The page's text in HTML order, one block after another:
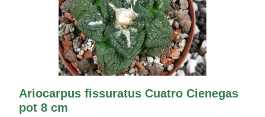
Ariocarpus fissuratus Cuatro Cienegas
pot 8 cm